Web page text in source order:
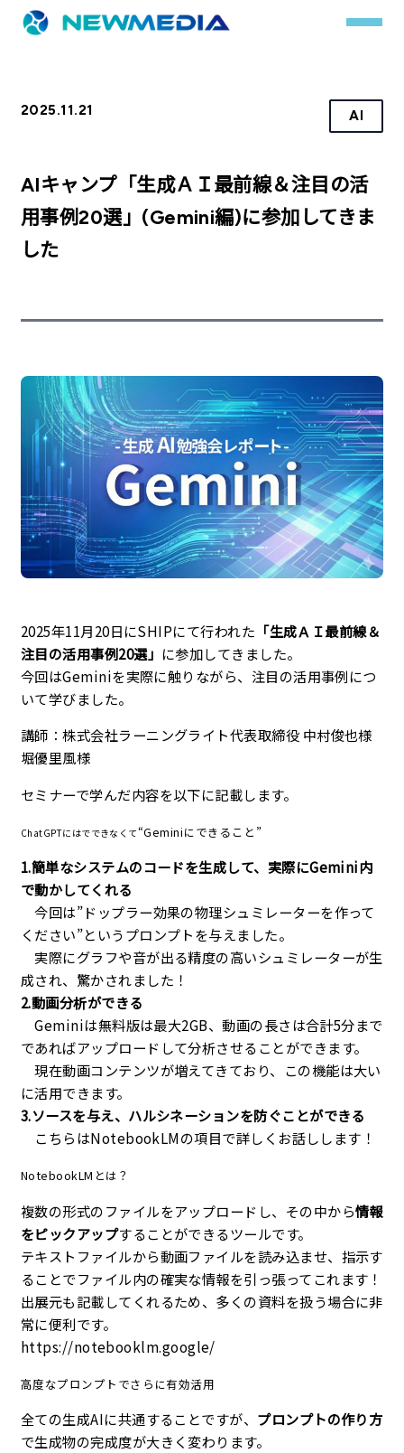
事業内容
サービス一覧
クチコミレスキュー
会社概要
企業理念
最新情報
お知らせ
広報
お問い合わせ
プライバシーポリシー
2025.11.21 AI
AIキャンプ「生成ＡＩ最前線＆注目の活
用事例20選」(Gemini編)に参加してきま
した
2025年11月20日にSHIPにて行われた 「生成ＡＩ最前線＆
注目の活用事例20選」 に参加してきました。
今回はGeminiを実際に触りながら、注目の活用事例につ
いて学びました。
講師：株式会社ラーニングライト代表取締役 中村俊也様
堀優里風様
セミナーで学んだ内容を以下に記載します。
ChatGPTにはでできなくて“Geminiにできること”
1.簡単なシステムのコードを生成して、実際にGemini内
で動かしてくれる
今回は”ドップラー効果の物理シュミレーターを作って
ください”というプロンプトを与えました。
実際にグラフや音が出る精度の高いシュミレーターが生
成され、驚かされました！
2.動画分析ができる
Geminiは無料版は最大2GB、動画の長さは合計5分まで
であればアップロードして分析させることができます。
現在動画コンテンツが増えてきており、この機能は大い
に活用できます。
3.ソースを与え、ハルシネーションを防ぐことができる
こちらはNotebookLMの項目で詳しくお話しします！
NotebookLMとは？
複数の形式のファイルをアップロードし、その中から情報
をピックアップすることができるツールです。
テキストファイルから動画ファイルを読み込ませ、指示す
ることでファイル内の確実な情報を引っ張ってこれます！
出展元も記載してくれるため、多くの資料を扱う場合に非
常に便利です。
https://notebooklm.google/
高度なプロンプトでさらに有効活用
全ての生成AIに共通することですが、 プロンプトの作り方
で生成物の完成度が大きく変わります。